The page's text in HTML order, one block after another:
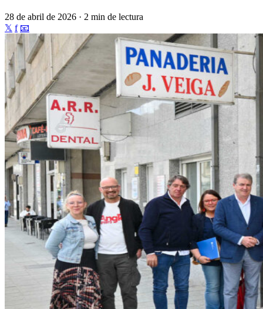
28 de abril de 2026 · 2 min de lectura
𝕏 f 📧